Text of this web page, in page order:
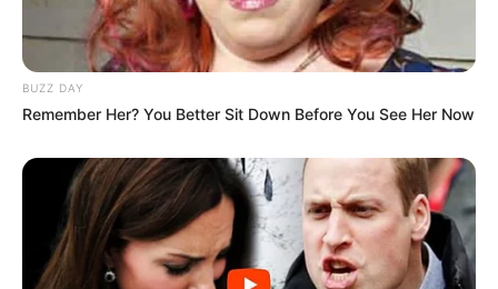
BUZZ DAY
Remember Her? You Better Sit Down Before You See Her Now